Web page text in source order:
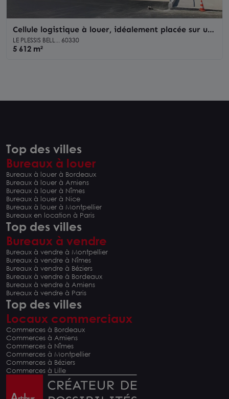
Cellule logistique à louer, idéalement placée sur un
axe passant
LE PLESSIS BELL... 60330
5 612 m²
Top des villes
Bureaux à louer
Bureaux à louer à Bordeaux
Bureaux à louer à Amiens
Bureaux à louer à Nîmes
Bureaux à louer à Nice
Bureaux à louer à Montpellier
Bureaux en location à Paris
Top des villes
Bureaux à vendre
Bureaux à vendre à Montpellier
Bureaux à vendre à Nîmes
Bureaux à vendre à Béziers
Bureaux à vendre à Bordeaux
Bureaux à vendre à Amiens
Bureaux à vendre à Paris
Top des villes
Locaux commerciaux
Commerces à Bordeaux
Commerces à Amiens
Commerces à Nîmes
Commerces à Montpellier
Commerces à Béziers
Commerces à Lille